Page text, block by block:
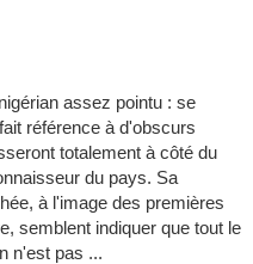
assez pointu : se
référence à d'obscurs
totalement à côté du
du pays. Sa
à l'image des premières
semblent indiquer que tout le
n'est pas ...